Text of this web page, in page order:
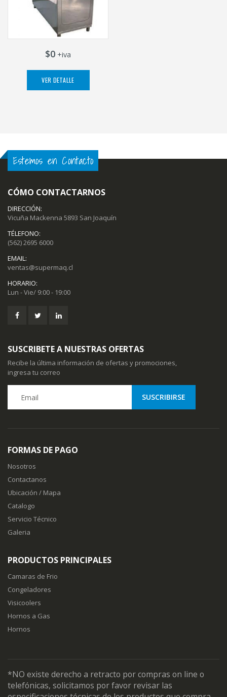
$0 +iva
VER DETALLE
Estemos en Contacto
CÓMO CONTACTARNOS
DIRECCIÓN:
Vicuña Mackenna 5893 San Joaquín
TÉLEFONO:
(562) 2695 6000
EMAIL:
ventas@supermaq.cl
HORARIO:
Lun - Vie/ 9:00 - 19:00
SUSCRIBETE A NUESTRAS OFERTAS
Recibe la última información de ofertas y promociones,
ingresa tu correo
FORMAS DE PAGO
Nosotros
Contactanos
Ubicación / Mapa
Catalogo
Servicio Técnico
Galeria
PRODUCTOS PRINCIPALES
Camaras de Frio
Congeladores
Visicoolers
Hornos a Gas
Hornos
*NO existe derecho a retracto por compras on line o
telefónicas, solicitamos por favor revisar las